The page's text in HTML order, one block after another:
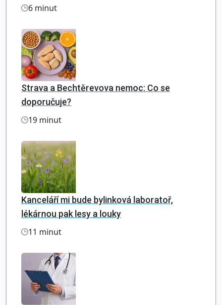
6 minut
Strava a Bechtěrevova nemoc: Co se
doporučuje?
19 minut
Kanceláří mi bude bylinková laboratoř,
lékárnou pak lesy a louky
11 minut